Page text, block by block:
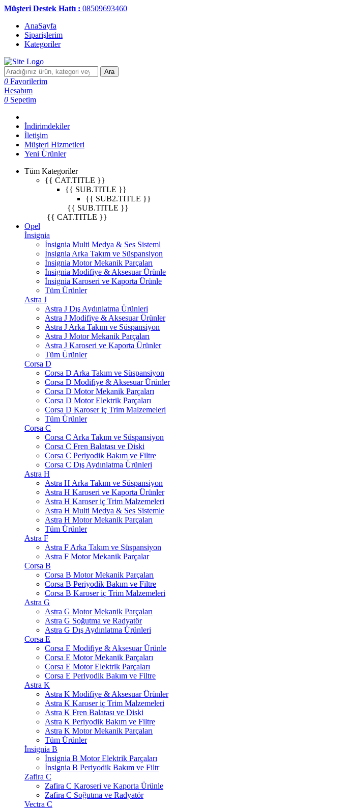
Müşteri Destek Hattı : 08509693460
AnaSayfa
Siparişlerim
Kategoriler
Ara
0 Favorilerim
Hesabım
0 Sepetim
İndirimdekiler
İletişim
Müşteri Hizmetleri
Yeni Ürünler
Tüm Kategoriler
{{ CAT.TITLE }}
{{ SUB.TITLE }}
{{ SUB2.TITLE }}
{{ SUB.TITLE }}
{{ CAT.TITLE }}
Opel
İnsignia
İnsignia Multi Medya & Ses Sisteml
İnsignia Arka Takım ve Süspansiyon
İnsignia Motor Mekanik Parçaları
İnsignia Modifiye & Aksesuar Ürünle
İnsignia Karoseri ve Kaporta Ürünle
Tüm Ürünler
Astra J
Astra J Dış Aydınlatma Ürünleri
Astra J Modifiye & Aksesuar Ürünler
Astra J Arka Takım ve Süspansiyon
Astra J Motor Mekanik Parçaları
Astra J Karoseri ve Kaporta Ürünler
Tüm Ürünler
Corsa D
Corsa D Arka Takım ve Süspansiyon
Corsa D Modifiye & Aksesuar Ürünler
Corsa D Motor Mekanik Parçaları
Corsa D Motor Elektrik Parçaları
Corsa D Karoser iç Trim Malzemeleri
Tüm Ürünler
Corsa C
Corsa C Arka Takım ve Süspansiyon
Corsa C Fren Balatası ve Diski
Corsa C Periyodik Bakım ve Filtre
Corsa C Dış Aydınlatma Ürünleri
Astra H
Astra H Arka Takım ve Süspansiyon
Astra H Karoseri ve Kaporta Ürünler
Astra H Karoser iç Trim Malzemeleri
Astra H Multi Medya & Ses Sistemle
Astra H Motor Mekanik Parçaları
Tüm Ürünler
Astra F
Astra F Arka Takım ve Süspansiyon
Astra F Motor Mekanik Parçalar
Corsa B
Corsa B Motor Mekanik Parçaları
Corsa B Periyodik Bakım ve Filtre
Corsa B Karoser iç Trim Malzemeleri
Astra G
Astra G Motor Mekanik Parçaları
Astra G Soğutma ve Radyatör
Astra G Dış Aydınlatma Ürünleri
Corsa E
Corsa E Modifiye & Aksesuar Ürünle
Corsa E Motor Mekanik Parçaları
Corsa E Motor Elektrik Parçaları
Corsa E Periyodik Bakım ve Filtre
Astra K
Astra K Modifiye & Aksesuar Ürünler
Astra K Karoser iç Trim Malzemeleri
Astra K Fren Balatası ve Diski
Astra K Periyodik Bakım ve Filtre
Astra K Motor Mekanik Parçaları
Tüm Ürünler
İnsignia B
İnsignia B Motor Elektrik Parçaları
İnsignia B Periyodik Bakım ve Filtr
Zafira C
Zafira C Karoseri ve Kaporta Ürünle
Zafira C Soğutma ve Radyatör
Vectra C